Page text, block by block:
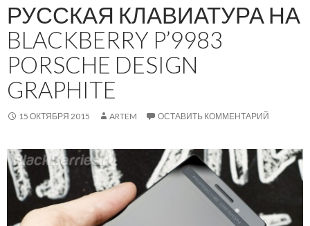
РУССКАЯ КЛАВИАТУРА НА
BLACKBERRY P’9983
PORSCHE DESIGN
GRAPHITE
15 ОКТЯБРЯ 2015 ARTEM ОСТАВИТЬ КОММЕНТАРИЙ